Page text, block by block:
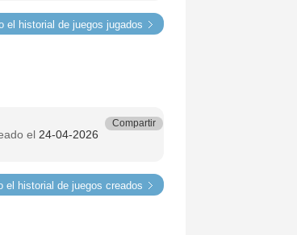
el historial de juegos jugados
el 24-04-2026
Compartir
el historial de juegos creados